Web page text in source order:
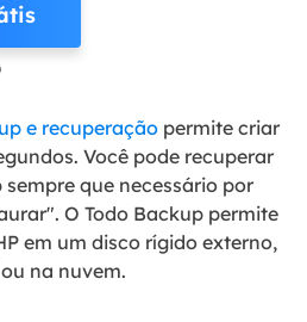
e recuperaçãopermite criar
Você pode recuperar
que necessário por
O Todo Backup permite
em um disco rígido externo,
na nuvem.